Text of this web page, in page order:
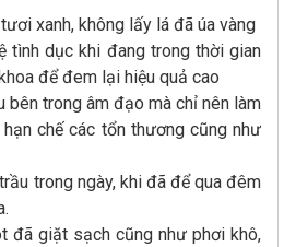
xanh, không lấy lá đã úa vàng
tình dục khi đang trong thời gian
để đem lại hiệu quả cao
bên trong âm đạo mà chỉ nên làm
chế các tổn thương cũng như
trong ngày, khi đã để qua đêm
đã giặt sạch cũng như phơi khô,